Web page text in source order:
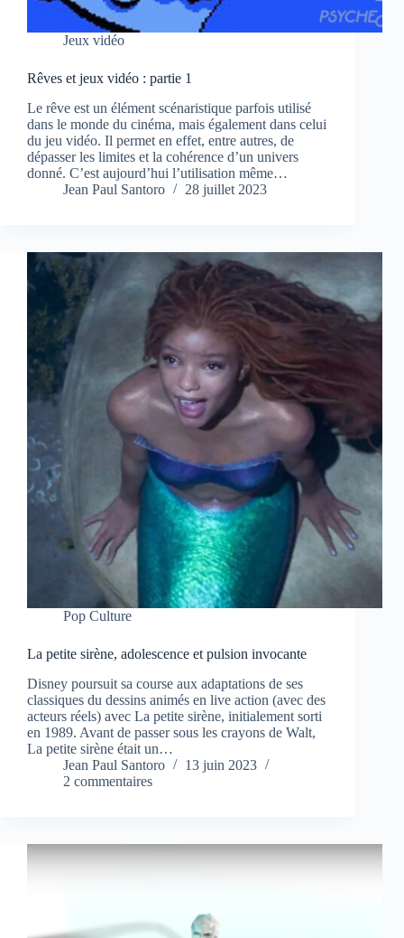
Jeux vidéo
Rêves et jeux vidéo : partie 1
Le rêve est un élément scénaristique parfois utilisé
dans le monde du cinéma, mais également dans celui
du jeu vidéo. Il permet en effet, entre autres, de
dépasser les limites et la cohérence d’un univers
donné. C’est aujourd’hui l’utilisation même…
Jean Paul Santoro
28 juillet 2023
Pop Culture
La petite sirène, adolescence et pulsion invocante
Disney poursuit sa course aux adaptations de ses
classiques du dessins animés en live action (avec des
acteurs réels) avec La petite sirène, initialement sorti
en 1989. Avant de passer sous les crayons de Walt,
La petite sirène était un…
Jean Paul Santoro
13 juin 2023
2 commentaires